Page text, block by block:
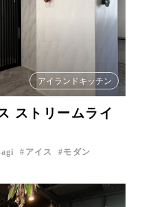
アイランドキッチン
ストリームライ
アイス モダン